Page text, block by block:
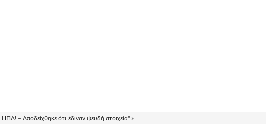
ΗΠΑ! – Αποδείχθηκε ότι έδιναν ψευδή στοιχεία" »